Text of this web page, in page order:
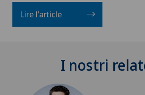
Lire l'article
I nostri